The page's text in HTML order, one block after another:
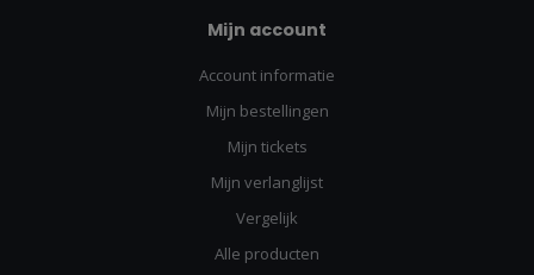
Mijn account
Account informatie
Mijn bestellingen
Mijn tickets
Mijn verlanglijst
Vergelijk
Alle producten